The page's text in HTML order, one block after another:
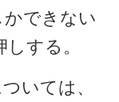
できない
する。
いては、